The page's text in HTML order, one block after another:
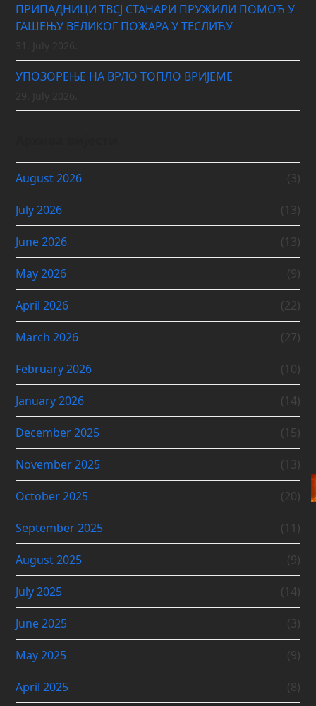
ПРИПАДНИЦИ ТВСЈ СТАНАРИ ПРУЖИЛИ ПОМОЋ У
ГАШЕЊУ ВЕЛИКОГ ПОЖАРА У ТЕСЛИЋУ
УПОЗОРЕЊЕ НА ВРЛО ТОПЛО ВРИЈЕМЕ
August 2026 (3)
July 2026 (13)
June 2026 (13)
May 2026 (9)
April 2026 (22)
March 2026 (27)
February 2026 (10)
January 2026 (14)
December 2025 (15)
November 2025 (13)
October 2025 (20)
September 2025 (11)
August 2025 (9)
July 2025 (14)
June 2025 (3)
May 2025 (9)
April 2025 (8)